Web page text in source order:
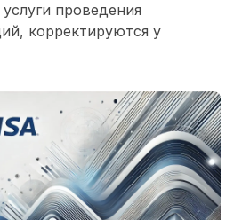
проведения
корректируются у